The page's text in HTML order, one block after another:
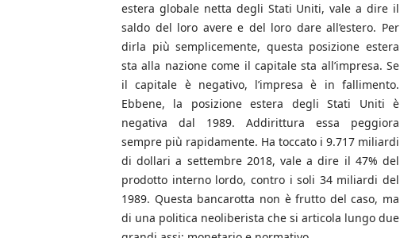
estera globale netta degli Stati Uniti, vale a dire il
saldo del loro avere e del loro dare all’estero. Per
dirla più semplicemente, questa posizione estera
sta alla nazione come il capitale sta all’impresa. Se
il capitale è negativo, l’impresa è in fallimento.
Ebbene, la posizione estera degli Stati Uniti è
negativa dal 1989. Addirittura essa peggiora
sempre più rapidamente. Ha toccato i 9.717 miliardi
di dollari a settembre 2018, vale a dire il 47% del
prodotto interno lordo, contro i soli 34 miliardi del
1989. Questa bancarotta non è frutto del caso, ma
di una politica neoliberista che si articola lungo due